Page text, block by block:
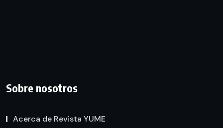
Sobre nosotros
Acerca de Revista YUME